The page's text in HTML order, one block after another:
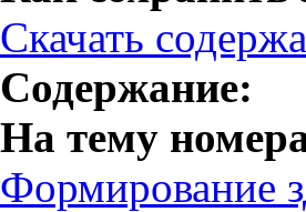
Скачать
Содержание:
На тему
Формирование